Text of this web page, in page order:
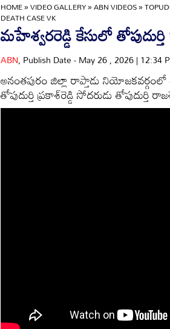
HOME»VIDEO GALLERY»ABN VIDEOS»
DEATH CASE VK
మహేశ్వరరెడ్డి కేసులో
ABN, Publish Date - May 26 , 2026 | 12:34
అనంతపురం జిల్లా రాప్తాడు
తోపుదుర్తి ప్రకాశ్‌రెడ్డి సోదరుడు తోపుదుర్తి